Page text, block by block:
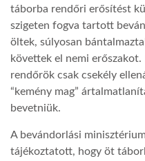
DOBRAVERO.HU
LATIMO.HU
GLOBOBOOK
táborba rendőri erősítést
szigeten fogva tartott
öltek, súlyosan
követtek el nemi
rendőrök csak csekély
“kemény mag”
bevetniük.
A bevándorlási
tájékoztatott, hogy öt